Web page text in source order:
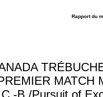
Rapport du
MATCH
B./Pursuit of